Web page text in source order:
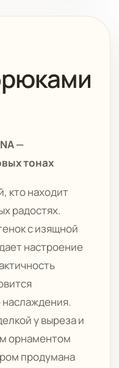
—
тонах
кто находит
радостях.
с изящной
настроение
у выреза и
орнаментом
продумана